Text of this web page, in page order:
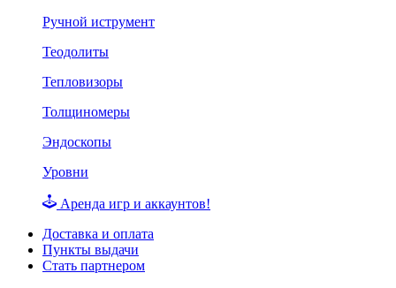
Ручной иструмент
Теодолиты
Тепловизоры
Толщиномеры
Эндоскопы
Уровни
Аренда игр и аккаунтов!
Доставка и оплата
Пункты выдачи
Стать партнером